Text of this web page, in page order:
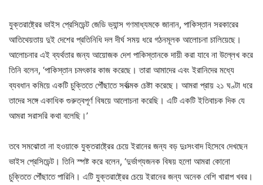
যুক্তরাষ্ট্রের ভাইস প্রেসিডেন্ট জেডি ভ্যান্স গণমাধ্যমকে জানান, পাকিস্তান সরকারের
আতিথেয়তায় দুই দেশের প্রতিনিধি দল দীর্ঘ সময় ধরে গঠনমূলক আলোচনা চালিয়েছে।
আলোচনার এই ব্যর্থতার জন্য আয়োজক দেশ পাকিস্তানকে দায়ী করা যাবে না উল্লেখ করে
তিনি বলেন, ‘পাকিস্তান চমৎকার কাজ করেছে। তারা আমাদের এবং ইরানিদের মধ্যে
ব্যবধান কমিয়ে একটি চুক্তিতে পৌঁছাতে সর্বাত্মক চেষ্টা করেছে। আমরা প্রায় ২১ ঘণ্টা ধরে
তাদের সঙ্গে একাধিক গুরুত্বপূর্ণ বিষয়ে আলোচনা করেছি। এটি একটি ইতিবাচক দিক যে
আমরা সরাসরি কথা বলেছি।’
তবে সমঝোতা না হওয়াকে যুক্তরাষ্ট্রের চেয়ে ইরানের জন্য বড় দুঃসংবাদ হিসেবে দেখছেন
ভাইস প্রেসিডেন্ট। তিনি স্পষ্ট করে বলেন, ‘দুর্ভাগ্যজনক বিষয় হলো আমরা কোনো
চুক্তিতে পৌঁছাতে পারিনি। এটি যুক্তরাষ্ট্রের চেয়ে ইরানের জন্য অনেক বেশি খারাপ খবর।